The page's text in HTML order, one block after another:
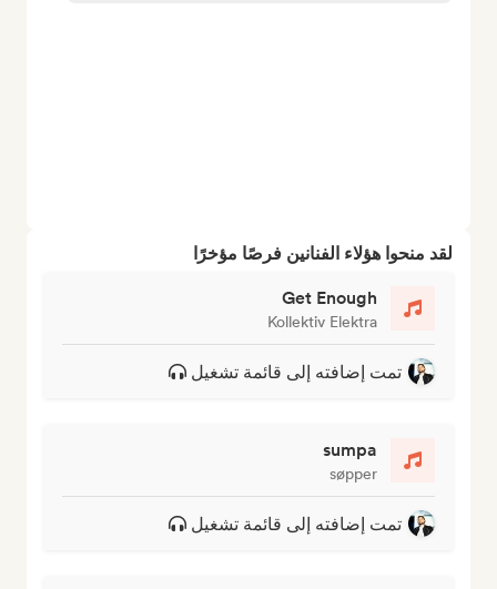
لقد منحوا هؤلاء الفنانين فرصًا مؤخرًا
Get Enough
Kollektiv Elektra
تمت إضافته إلى قائمة تشغيل
sumpa
søpper
تمت إضافته إلى قائمة تشغيل